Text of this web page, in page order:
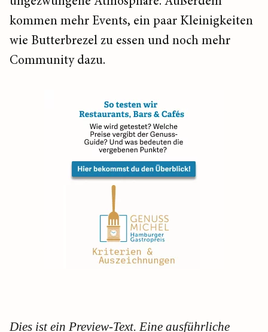
kommen mehr Events, ein paar Kleinigkeiten
wie Butterbrezel zu essen und noch mehr
Community dazu.
Dies ist ein Preview-Text. Eine ausführliche